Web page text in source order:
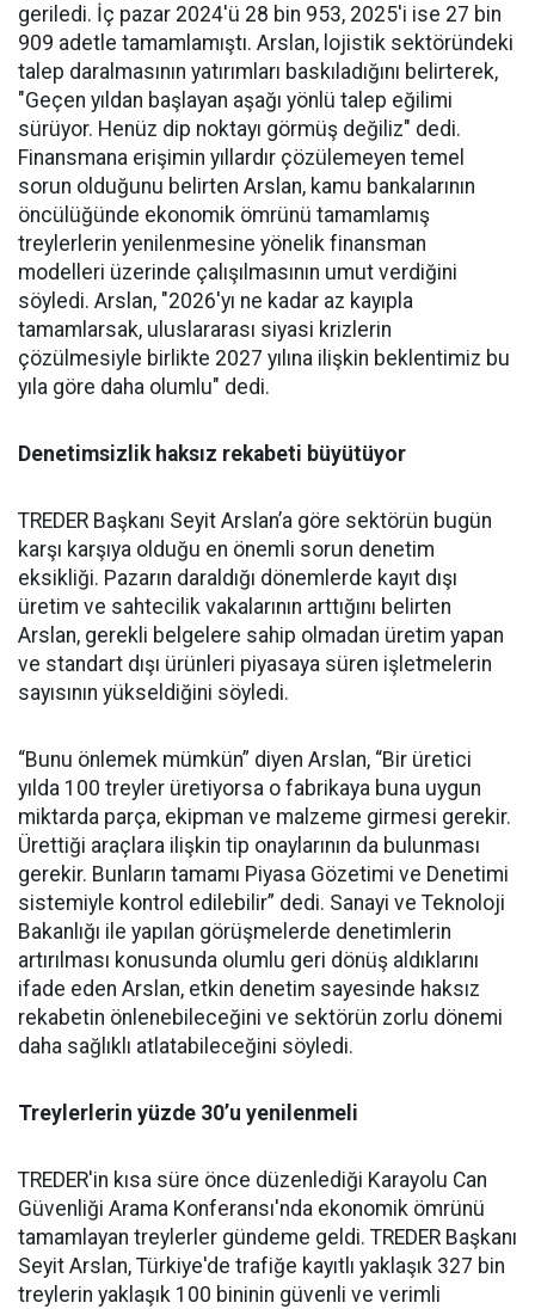
geriledi. İç pa­zar 2024'ü 28 bin 953, 2025'i ise 27 bin
909 adetle tamamlamış­tı. Arslan, lojistik sektöründeki
talep daralmasının yatırımları baskıladığını belirterek,
"Geçen yıldan başlayan aşağı yönlü talep eğilimi
sürüyor. Henüz dip nok­tayı görmüş değiliz" dedi.
Finans­mana erişimin yıllardır çözüle­meyen temel
sorun olduğunu be­lirten Arslan, kamu bankalarının
öncülüğünde ekonomik ömrü­nü tamamlamış
treylerlerin ye­nilenmesine yönelik finansman
modelleri üzerinde çalışılması­nın umut verdiğini
söyledi. Ars­lan, "2026'yı ne kadar az kayıpla
tamamlarsak, uluslararası siya­si krizlerin
çözülmesiyle birlik­te 2027 yılına ilişkin beklentimiz bu
yıla göre daha olumlu" dedi.
Denetimsizlik haksız rekabeti büyütüyor
TREDER Başkanı Seyit Arslan’a göre sektörün bugün
karşı karşıya olduğu en önemli sorun denetim
eksikliği. Pazarın daraldığı dönemlerde kayıt dışı
üretim ve sahtecilik vakalarının arttığını belirten
Arslan, gerekli belgelere sahip olmadan üretim yapan
ve standart dışı ürünleri piyasaya süren işletmelerin
sayısının yükseldiğini söyledi.
“Bunu önlemek mümkün” diyen Arslan, “Bir üretici
yılda 100 treyler üretiyorsa o fabrikaya buna uygun
miktarda parça, ekipman ve malzeme girmesi gerekir.
Ürettiği araçlara ilişkin tip onaylarının da bulunması
gerekir. Bunların tamamı Piyasa Gözetimi ve Denetimi
sistemiyle kontrol edilebilir” dedi. Sanayi ve Teknoloji
Bakanlığı ile yapılan görüşmelerde denetimlerin
artırılması konusunda olumlu geri dönüş aldıklarını
ifade eden Arslan, etkin denetim sayesinde haksız
rekabetin önlenebileceğini ve sektörün zorlu dönemi
daha sağlıklı atlatabileceğini söyledi.
Treylerlerin yüzde 30’u yenilenmeli
TREDER'in kısa süre önce düzenlediği Karayolu Can
Güvenliği Arama Konferansı'nda ekonomik ömrünü
tamamlayan treylerler gündeme geldi. TREDER Başkanı
Seyit Arslan, Türkiye'de trafiğe kayıtlı yaklaşık 327 bin
treylerin yaklaşık 100 bininin güvenli ve verimli